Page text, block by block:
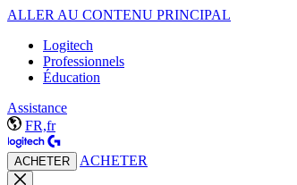
ALLER AU CONTENU PRINCIPAL
Logitech
Professionnels
Éducation
Assistance
FR,fr
ACHETER ACHETER